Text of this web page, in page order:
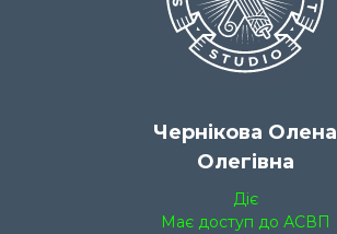
Чернікова Олена
Олегівна
Діє
Має доступ до АСВП